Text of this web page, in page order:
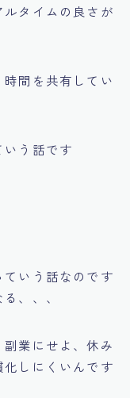
タイムの良さが
間を共有してい
う話です
いう話なのです
、、、
業にせよ、休み
しにくいんです